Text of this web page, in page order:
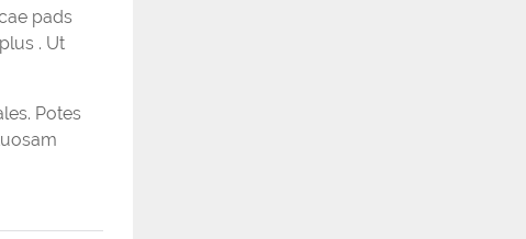
pads
. Ut
Potes